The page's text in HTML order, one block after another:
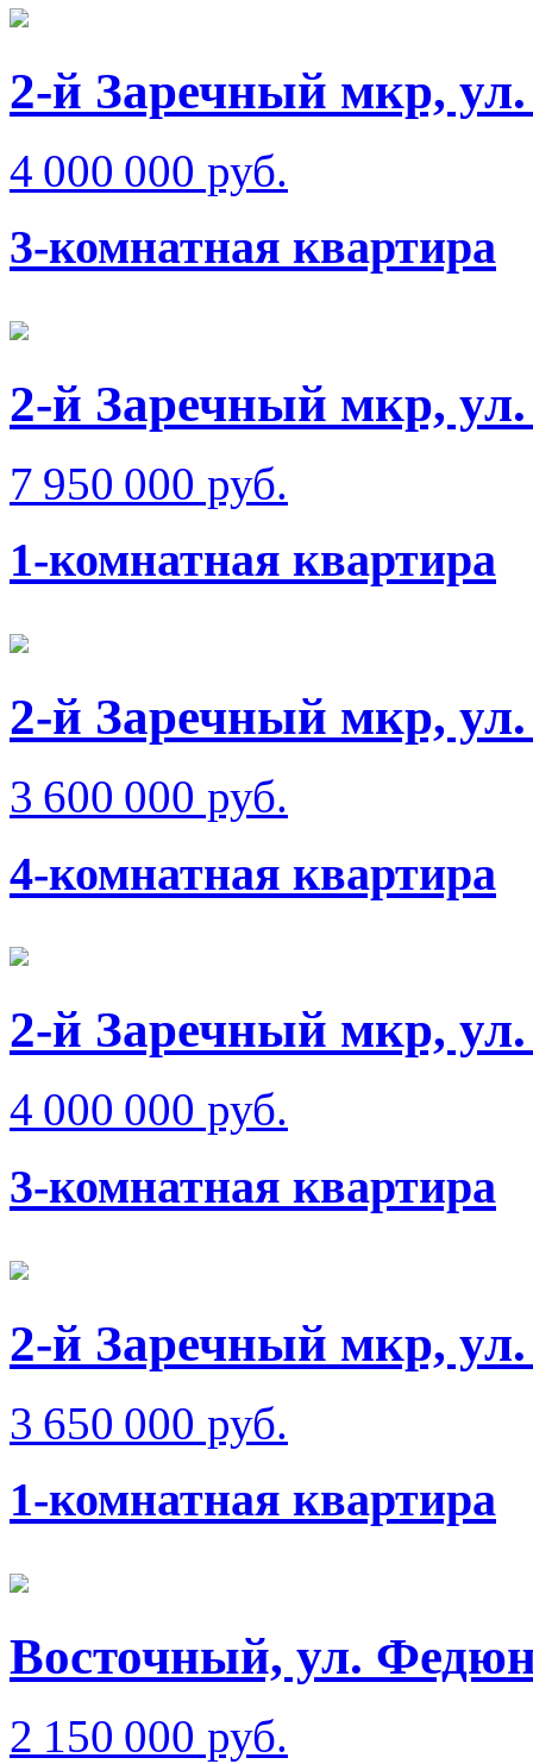
2-й Заречный мкр,
4 000 000 руб.
3-комнатная квартира
2-й Заречный мкр,
7 950 000 руб.
1-комнатная квартира
2-й Заречный мкр,
3 600 000 руб.
4-комнатная квартира
2-й Заречный мкр,
4 000 000 руб.
3-комнатная квартира
2-й Заречный мкр, ул.
3 650 000 руб.
1-комнатная квартира
Восточный, ул.
2 150 000 руб.